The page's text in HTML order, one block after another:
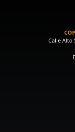
Calle Alto